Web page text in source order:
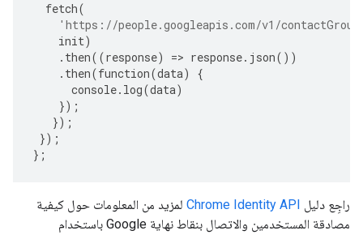
fetch(
'https://people.googleapis.com/v1/contactGroups/
init)
. then((response) => response. json())
. then(function(data)
{
console. log(data)
});
});
});
};
راجِع دليل Chrome Identity API لمزيد من المعلومات حول كيفية
مصادقة المستخدمين والاتصال بنقاط نهاية Google باستخدام